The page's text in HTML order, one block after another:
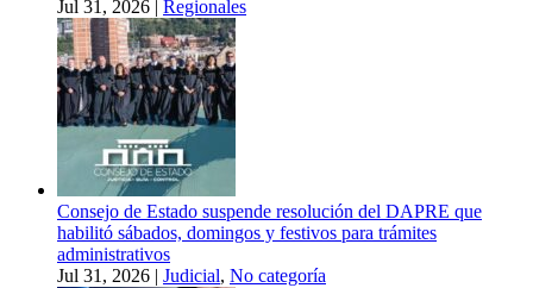
Jul 31, 2026 | Regionales
Consejo de Estado suspende resolución del DAPRE que
habilitó sábados, domingos y festivos para trámites
administrativos
Jul 31, 2026 | Judicial, No categoría